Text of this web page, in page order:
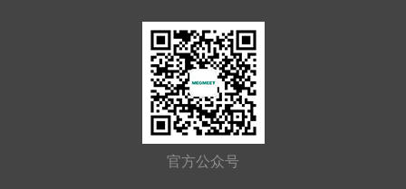
官方公众号